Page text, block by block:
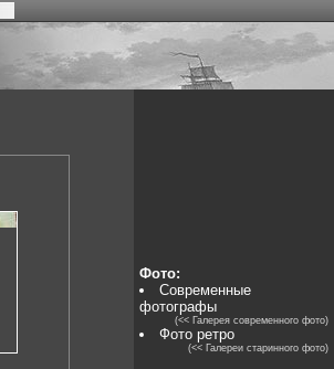
Фото:
Современные
фотографы
(<< Галерея современного фото)
Фото ретро
(<< Галереи старинного фото)